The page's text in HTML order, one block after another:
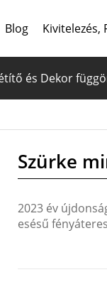
Blog Kivitelezés,
és Dekor
Szürke
2023 év
esésű